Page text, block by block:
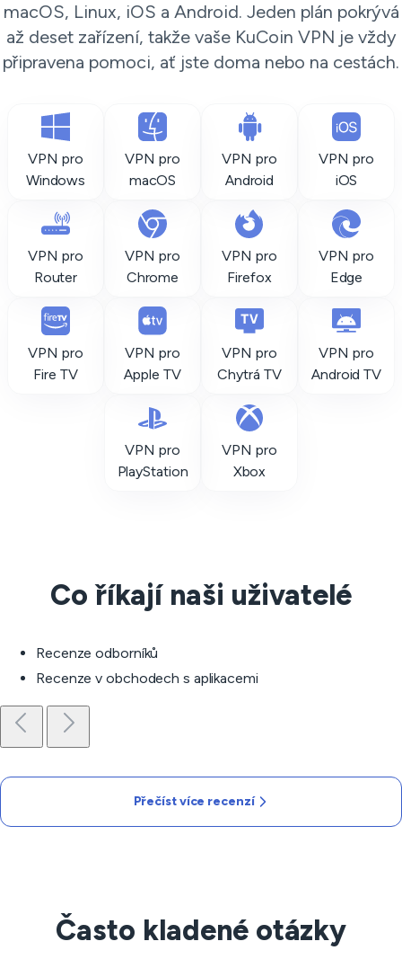
macOS, Linux, iOS a Android. Jeden plán pokrývá
až deset zařízení, takže vaše KuCoin VPN je vždy
připravena pomoci, ať jste doma nebo na cestách.
VPN pro
Windows
VPN pro
macOS
VPN pro
Android
VPN pro
iOS
VPN pro
Router
VPN pro
Chrome
VPN pro
Firefox
VPN pro
Edge
VPN pro
Fire TV
VPN pro
Apple TV
VPN pro
Chytrá TV
VPN pro
Android TV
VPN pro
PlayStation
VPN pro
Xbox
Co říkají naši uživatelé
Recenze odborníků
Recenze v obchodech s aplikacemi
Přečíst více recenzí
Často kladené otázky